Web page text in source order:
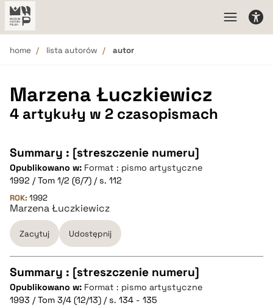
home lista autorów autor
Marzena Łuczkiewicz
4 artykuły w 2 czasopismach
Summary : [streszczenie numeru]
Opublikowano w: Format : pismo artystyczne
1992 / Tom 1/2 (6/7) / s. 112
ROK: 1992
Marzena Łuczkiewicz
Zacytuj Udostępnij
CZYSTY TEKST
Summary : [streszczenie numeru]
Opublikowano w: Format : pismo artystyczne
1993 / Tom 3/4 (12/13) / s. 134 - 135